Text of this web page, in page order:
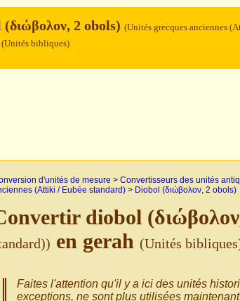
2 obols) (Unités grecques anciennes
(Unités bibliques)
d'unités de mesure > Convertisseurs des unités
(Attiki / Eubée standard) > Diobol (διώβολον, 2 obols)
diobol
en gerah (Unités
Faites l'attention qu'il y a ici des unités
exceptions, ne sont plus utilisées